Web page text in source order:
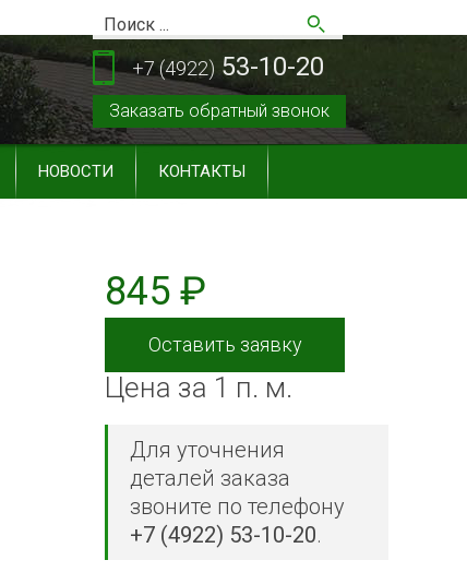
+7 (4922) 53-10-20
Заказать обратный звонок
НОВОСТИ КОНТАКТЫ
845 ₽
Оставить заявку
Цена за 1 п. м.
Для уточнения
деталей заказа
звоните по телефону
+7 (4922) 53-10-20.